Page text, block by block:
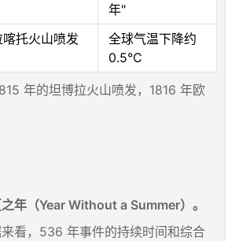
年"
喀托火山喷发
全球气温下降约
0.5℃
年的坦博拉火山喷发，1816 年欧
年（Year Without a Summer）。
看，536 年事件的持续时间和综合